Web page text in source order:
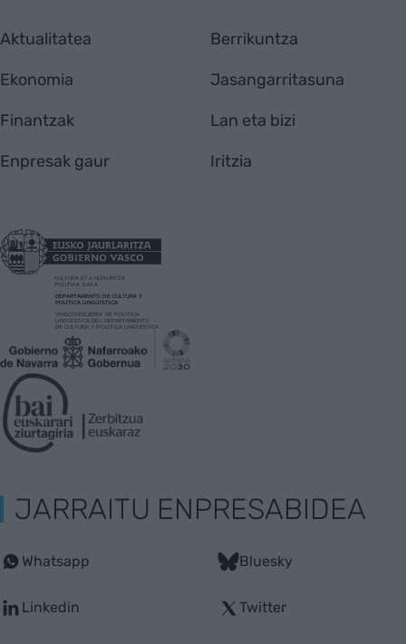
Aktualitatea
Ekonomia
Finantzak
Enpresak gaur
Berrikuntza
Jasangarritasuna
Lan eta bizi
Iritzia
JARRAITU ENPRESABIDEA
Whatsapp
Linkedin
Bluesky
Twitter